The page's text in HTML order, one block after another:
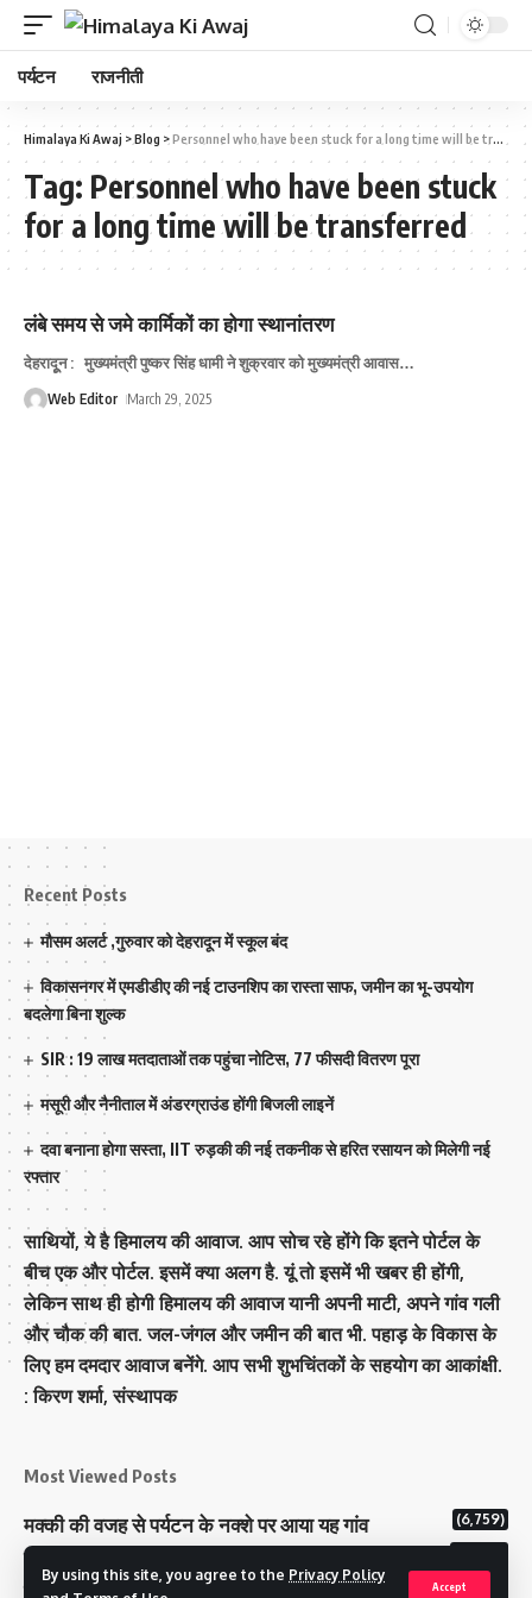
By using this site, you agree to the Privacy Policy
Accept
पर्यटन राजनीती
Himalaya Ki Awaj >Blog >Personnel who have been stuck for a long time will be transferred
Tag: Personnel who have been stuck
for a long time will be transferred
लंबे समय से जमे कार्मिकों का होगा स्‍थानांतरण
देहरादूून : मुख्यमंत्री पुष्कर सिंह धामी ने शुक्रवार को मुख्यमंत्री आवास…
Web Editor March 29, 2025
Recent Posts
मौसम अलर्ट ,गुरुवार को देहरादून में स्कूल बंद
विकासनगर में एमडीडीए की नई टाउनशिप का रास्ता साफ, जमीन का भू-उपयोग
बदलेगा बिना शुल्क
SIR : 19 लाख मतदाताओं तक पहुंचा नोटिस, 77 फीसदी वितरण पूरा
मसूरी और नैनीताल में अंडरग्राउंड होंगी बिजली लाइनें
दवा बनाना होगा सस्ता, IIT रुड़की की नई तकनीक से हरित रसायन को मिलेगी नई
रफ्तार
साथियों, ये है हिमालय की आवाज. आप सोच रहे होंगे कि इतने पोर्टल के
बीच एक और पोर्टल. इसमें क्या अलग है. यूं तो इसमें भी खबर ही होंगी,
लेकिन साथ ही होगी हिमालय की आवाज यानी अपनी माटी, अपने गांव गली
और चौक की बात. जल-जंगल और जमीन की बात भी. पहाड़ के विकास के
लिए हम दमदार आवाज बनेंगे. आप सभी शुभचिंतकों के सहयोग का आकांक्षी.
: किरण शर्मा, संस्‍थापक
Most Viewed Posts
मक्‍की की वजह से पर्यटन के नक्‍शे पर आया यह गांव (6,759)
राज्य में 12 पी माइनस थ्री पोलिंग स्टेशन बनाए गए
टिहरी राजपरिवार के पास 200 करोड से अधिक की संपत्ति (5,105)